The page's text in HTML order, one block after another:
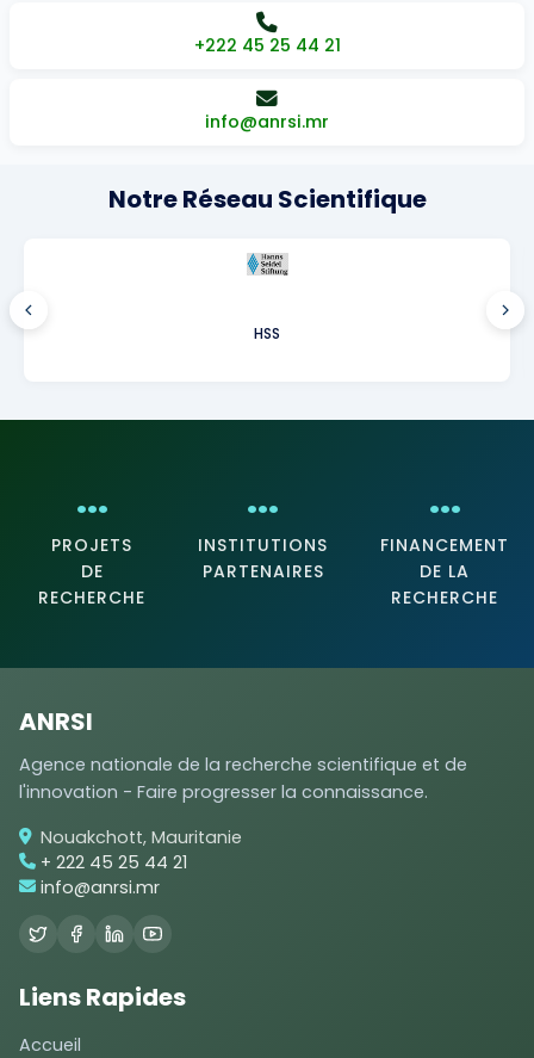
+222 45 25 44 21
info@anrsi.mr
Notre Réseau Scientifique
HSS
...
PROJETS
DE
RECHERCHE
...
INSTITUTIONS
PARTENAIRES
...
FINANCEMENT
DE LA
RECHERCHE
ANRSI
Agence nationale de la recherche scientifique et de
l'innovation - Faire progresser la connaissance.
Nouakchott, Mauritanie
+ 222 45 25 44 21
info@anrsi.mr
Liens Rapides
Accueil